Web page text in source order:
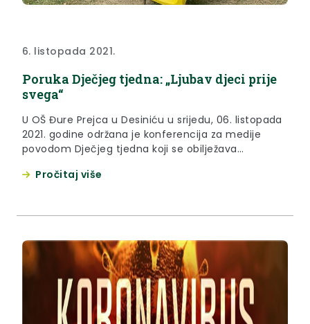
6. listopada 2021.
Poruka Dječjeg tjedna: „Ljubav djeci prije
svega“
U OŠ Đure Prejca u Desiniću u srijedu, 06. listopada
2021. godine održana je konferencija za medije
povodom Dječjeg tjedna koji se obilježava
4. do 10. listopada te je najavljen i natječaj za Dječji
Pročitaj više